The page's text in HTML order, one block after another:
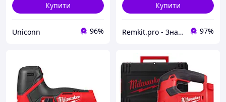
Купити
Uniconn 96%
Купити
Remkit.pro - Знайдемо все, що вам потрібне! 97%